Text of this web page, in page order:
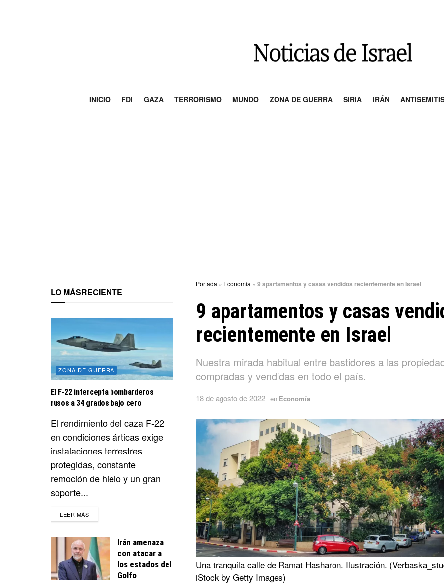
INICIO FDI GAZA TERRORISMO MUNDO ZONA DE GUERRA SIRIA IRÁN
Portada » Economía » 9 apartamentos y casas vendidos recientemente en Israel
9 apartamentos y casas
recientemente en Israel
Nuestra mirada habitual entre bastidores a las
compradas y vendidas en todo el país.
18 de agosto de 2022 en Economía
Una tranquila calle de Ramat Hasharon. Ilustración.
iStock by Getty Images)
LO MÁSRECIENTE
ZONA DE GUERRA
El F-22 intercepta bombarderos
rusos a 34 grados bajo cero
El rendimiento del caza F-22
en condiciones árticas exige
instalaciones terrestres
protegidas, constante
remoción de hielo y un gran
soporte...
LEER MÁSDETAILS
Irán amenaza
con atacar a
los estados del
Golfo